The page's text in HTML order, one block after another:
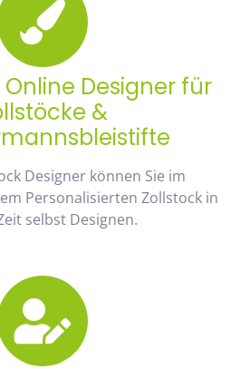
Designer für
&
Designer können Sie im
Personalisierten Zollstock in
selbst Designen.